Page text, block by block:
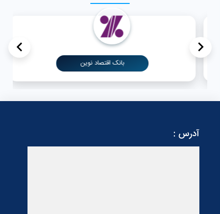
بانک اقتصاد نوین
<
>
آدرس :